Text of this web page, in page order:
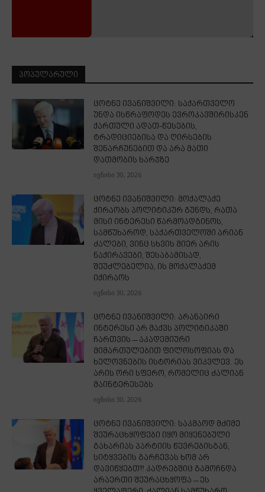
ᲞᲝᲞᲣᲚᲐᲠᲣᲚᲘ
ცოტნე ივანიშვილი: საქართველო
უნდა ისწრაფოდეს ევროკავშირისკენ
ქართული ადათ-წესების,
ტრადიციებისა და ღირსების
შენარჩუნებით და არა მათი
დათმობის ხარჯზე
ივნისი 30, 2026
ცოტნე ივანიშვილი: მოქალაქე
ქირაობს პოლიტიკურ გუნდს, რათა
მისი ინტერესი წარმოადგინოს,
სამწუხაროდ, საქართველოში არიან
ძალები, ვინც სხვის მიერ არის
ნაქირავები, შესაბამისად,
შეუძლებელია, ის მოქალაქემ
იქირაოს
ივნისი 30, 2026
ცოტნე ივანიშვილი: არანაირი
ინტერესი არ მაქვს პოლიტიკაში
ჩართვის – აკადემიური
მიმართულებით ფილოსოფიას და
ხელოვნების ისტორიას ვიკვლევ. ეს
არის ორი სფერო, რომელიც ძალიან
მაინტერესებს
ივნისი 30, 2026
ცოტნე ივანიშვილი: საკმაოდ მძიმე
შეურაცხყოფები იყო მიყენებული
გახარიას პარტიის წევრებისგან,
სიტყვების გარჩევას ხომ არ
დავიწყებთ?! კადრებშიც გამოჩნდა
არაერთი შეურაცხყოფა – ეს